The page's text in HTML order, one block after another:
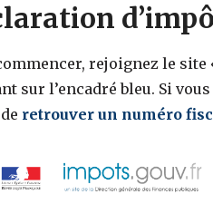
rejoignez le
sur l’encadré bleu. Si
retrouver un numéro